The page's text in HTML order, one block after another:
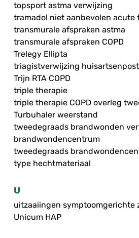
topsport astma verwijzing
tramadol niet aanbevolen acute
transmurale afspraken astma
transmurale afspraken COPD
Trelegy Ellipta
triagistverwijzing huisartsenpost
Trijn RTA COPD
triple therapie
triple therapie COPD overleg
Turbuhaler weerstand
tweedegraads brandwonden
brandwondencentrum
tweedegraads
type hechtmateriaal
U
uitzaaiingen symptoomgerichte
Unicum HAP